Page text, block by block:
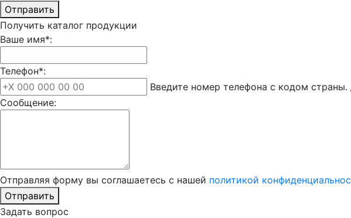
Отправить
Получить каталог продукции
Ваше имя*:
Телефон*:
Введите номер телефона с кодом
Сообщение:
Отправляя форму вы соглашаетесь с нашей политикой
Отправить
Задать вопрос